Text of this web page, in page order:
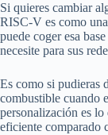
Si quieres cambiar
RISC-V es como
puede coger esa
necesite para sus
Es como si pudieras
combustible cuando
personalización es
eficiente comparado